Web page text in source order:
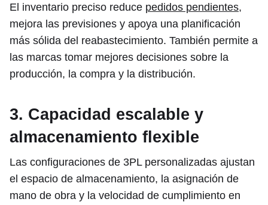
El inventario preciso reduce pedidos pendientes,
mejora las previsiones y apoya una planificación
más sólida del reabastecimiento. También permite a
las marcas tomar mejores decisiones sobre la
producción, la compra y la distribución.
3. Capacidad escalable y
almacenamiento flexible
Las configuraciones de 3PL personalizadas ajustan
el espacio de almacenamiento, la asignación de
mano de obra y la velocidad de cumplimiento en